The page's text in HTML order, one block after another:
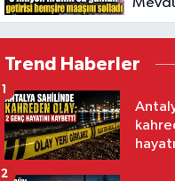
Bini
Trend Haberler
1
2